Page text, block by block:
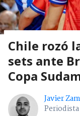
Chile rozó
sets ante
Copa
Javier